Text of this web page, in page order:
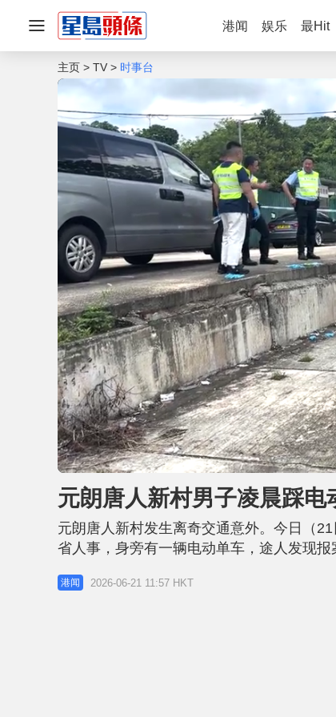
港闻 娱乐 最Hit
主页 TV 时事台
U
n
u
e
L
o
d
e
d
5
.
9
8
元朗唐人新村男子凌晨踩
元朗唐人新村发生离奇交通意外。今日（
省人事，身旁有一辆电动单车，途人发现
驶电动单车，经过弯位时失事，由约1.25
证实死者是54岁姓林男子，居于屯门。现
港闻 2026-06-21 11:57 HKT